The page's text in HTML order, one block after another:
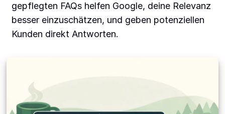
gepflegten FAQs helfen Google, deine Relevanz
besser einzuschätzen, und geben potenziellen
Kunden direkt Antworten.